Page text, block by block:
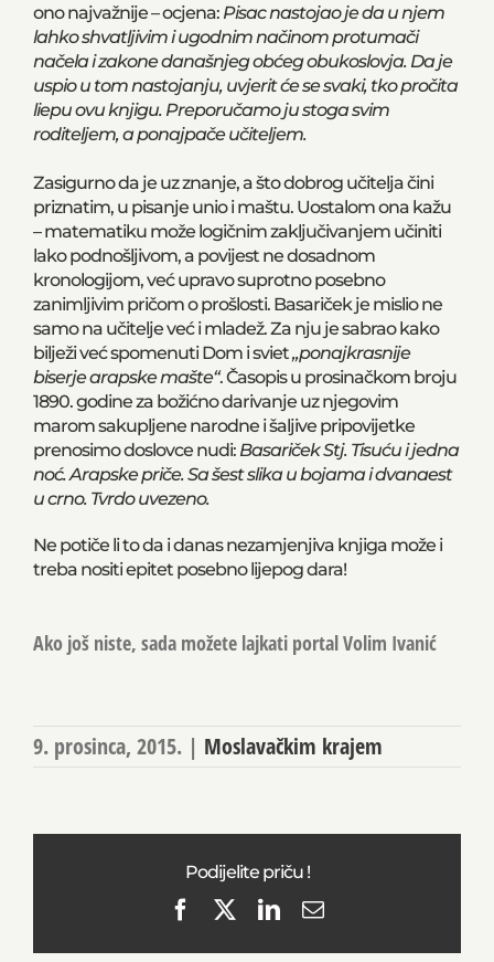
ono najvažnije – ocjena: Pisac nastojao je da u njem
lahko shvatljivim i ugodnim načinom protumači
načela i zakone današnjeg obćeg obukoslovja. Da je
uspio u tom nastojanju, uvjerit će se svaki, tko pročita
liepu ovu knjigu. Preporučamo ju stoga svim
roditeljem, a ponajpače učiteljem.
Zasigurno da je uz znanje, a što dobrog učitelja čini
priznatim, u pisanje unio i maštu. Uostalom ona kažu
– matematiku može logičnim zaključivanjem učiniti
lako podnošljivom, a povijest ne dosadnom
kronologijom, već upravo suprotno posebno
zanimljivim pričom o prošlosti. Basariček je mislio ne
samo na učitelje već i mladež. Za nju je sabrao kako
bilježi već spomenuti Dom i sviet„ponajkrasnije
biserje arapske mašte“. Časopis u prosinačkom broju
1890. godine za božićno darivanje uz njegovim
marom sakupljene narodne i šaljive pripovijetke
prenosimo doslovce nudi: Basariček Stj. Tisuću i jedna
noć. Arapske priče. Sa šest slika u bojama i dvanaest
u crno. Tvrdo uvezeno.
Ne potiče li to da i danas nezamjenjiva knjiga može i
treba nositi epitet posebno lijepog dara!
Ako još niste, sada možete lajkati portal Volim Ivanić
9. prosinca, 2015. | Moslavačkim krajem
Podijelite priču !
FacebookLinkedIn
Email